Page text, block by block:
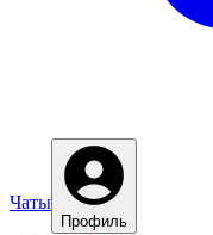
Чаты
Профиль